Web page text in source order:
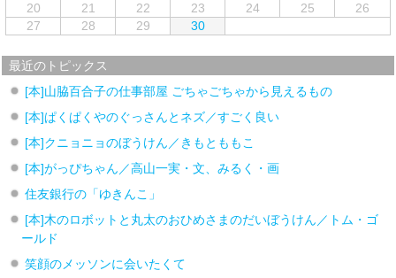
20
21 22 23 24 25
26
27
28 29 30
最近のトピックス
[本]山脇百合子の仕事部屋 ごちゃごちゃから見えるもの
[本]ぱくぱくやのぐっさんとネズ／すごく良い
[本]クニョニョのぼうけん／きもとももこ
[本]がっぴちゃん／高山一実・文、みるく・画
住友銀行の「ゆきんこ」
[本]木のロボットと丸太のおひめさまのだいぼうけん／トム・ゴ
ールド
笑顔のメッソンに会いたくて